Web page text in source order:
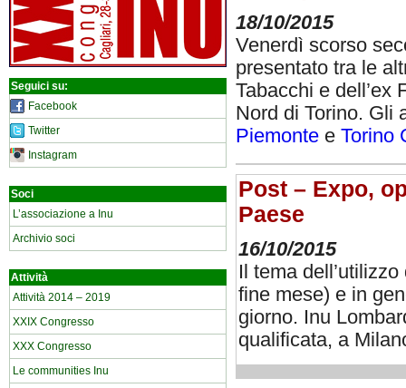
Seguici su:
Facebook
Twitter
Instagram
Soci
L’associazione a Inu
Archivio soci
Attività
Attività 2014 – 2019
XXIX Congresso
XXX Congresso
Le communities Inu
18/10/2015
Venerdì scorso
presentato tra le
Tabacchi e dell’ex
Nord di Torino. Gli
Piemonte e Torino
Post – Expo,
Paese
16/10/2015
Il tema
fine mese) e in
giorno. Inu
qualificata, a